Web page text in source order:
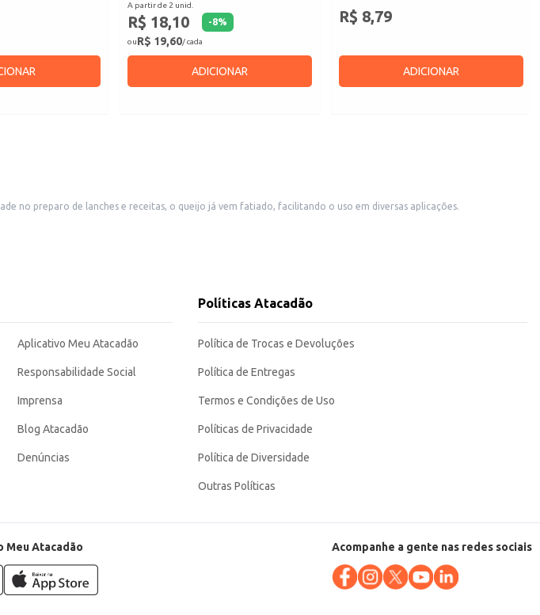
A partir de 2 unid.
R$ 18,10 -8%
ouR$ 19,60/ cada
ADICIONAR
R$ 8,79
ADICIONAR
no preparo de lanches e receitas, o queijo já vem fatiado, facilitando o uso em diversas aplicações.
para uso comercial ou doméstico.
Aplicativo Meu Atacadão
Responsabilidade Social
Imprensa
Blog Atacadão
Denúncias
Políticas Atacadão
Política de Trocas e Devoluções
Política de Entregas
Termos e Condições de Uso
Políticas de Privacidade
Política de Diversidade
Outras Políticas
Meu Atacadão Acompanhe a gente nas redes sociais